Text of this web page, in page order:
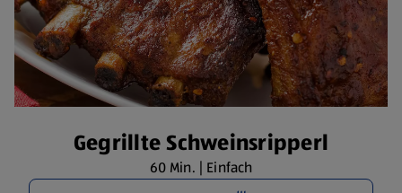
Gegrillte Schweinsripperl
60 Min. | Einfach